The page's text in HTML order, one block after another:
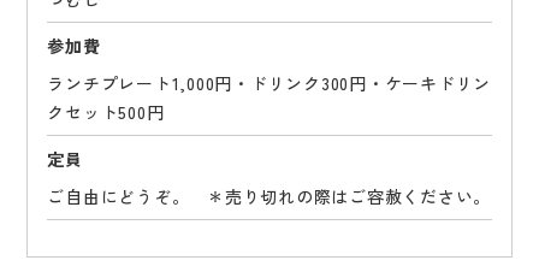
参加費
ランチプレート1,000円・ドリンク300円・ケーキドリン
クセット500円
定員
ご自由にどうぞ。 ＊売り切れの際はご容赦ください。